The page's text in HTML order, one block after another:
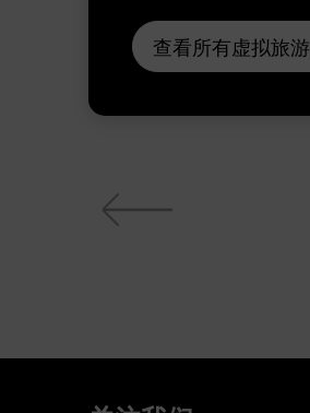
查看所有虚拟旅游